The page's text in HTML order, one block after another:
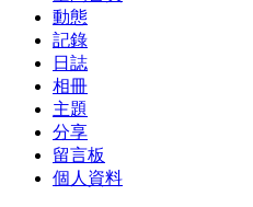
動態
記錄
日誌
相冊
主題
分享
留言板
個人資料